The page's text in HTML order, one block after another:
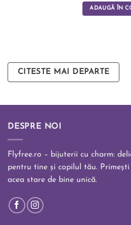
ADAUGĂ ÎN
CITESTE MAI DEPARTE
DESPRE NOI
Flyfree.ro – bijuterii cu charm:
pentru tine și copilul tău.
acea stare de bine unică.